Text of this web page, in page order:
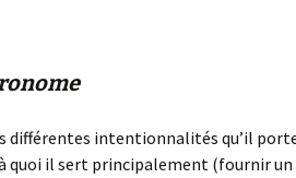
différentes intentionnalités qu’il
quoi il sert principalement (fournir